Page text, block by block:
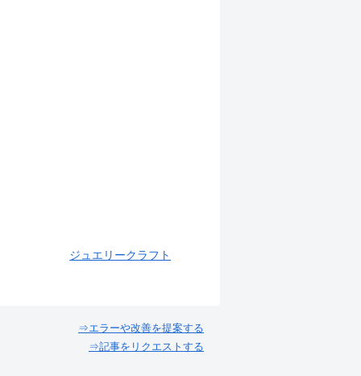
ジュエリークラフト
⇒エラーや改善を提案する
⇒記事をリクエストする